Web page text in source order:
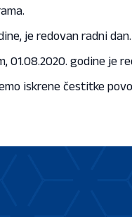
je redovan radni dan.
01.08.2020. godine je
iskrene čestitke